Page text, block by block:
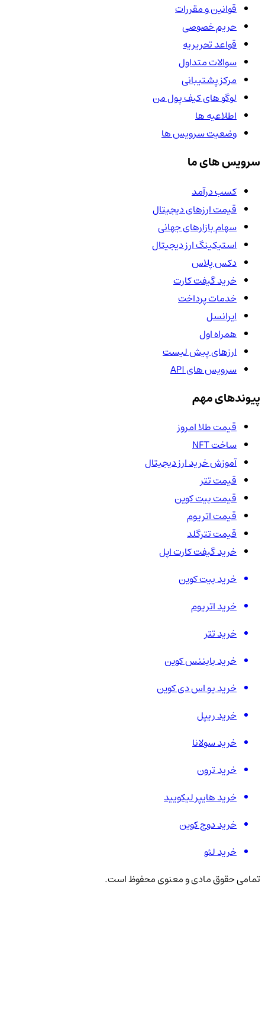
قوانین و مقررات
حریم خصوصی
قواعد تحریریه
سوالات متداول
مرکز پشتیبانی
لوگو های کیف پول من
اطلاعیه ها
وضعیت سرویس ها
سرویس های ما
کسب درآمد
قیمت ارزهای دیجیتال
سهام بازارهای جهانی
استیکینگ ارز دیجیتال
دکس پلاس
خرید گیفت کارت
خدمات پرداخت
ایرانسل
همراه اول
ارزهای پیش لیست
سرویس های API
پیوندهای مهم
قیمت طلا امروز
ساخت NFT
آموزش خرید ارز دیجیتال
قیمت تتر
قیمت بیت کوین
قیمت اتریوم
قیمت تترگلد
خرید گیفت کارت اپل
خرید بیت کوین
خرید اتریوم
خرید تتر
خرید بایننس کوین
خرید یو اس دی کوین
خرید ریپل
خرید سولانا
خرید ترون
خرید هایپر لیکویید
خرید دوج کوین
خرید لئو
تمامی حقوق مادی و معنوی محفوظ است.